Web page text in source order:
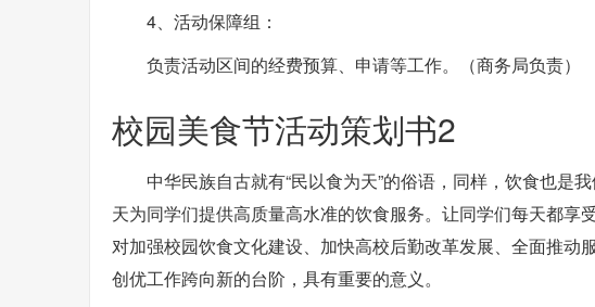
4、活动保障组：
负责活动区间的经费预算、申请等工作。（商务局负责）
校园美食节活动策划书2
中华民族自古就有“民以食为天”的俗语，同样，饮食也是
天为同学们提供高质量高水准的饮食服务。让同学们每天都
对加强校园饮食文化建设、加快高校后勤改革发展、全面推
创优工作跨向新的台阶，具有重要的意义。